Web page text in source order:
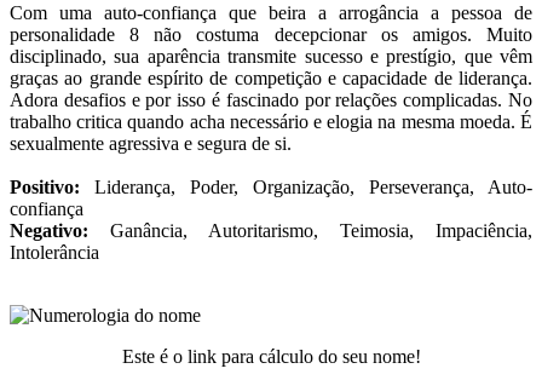
Com uma auto-confiança que beira a arrogância a pessoa de
personalidade 8 não costuma decepcionar os amigos. Muito
disciplinado, sua aparência transmite sucesso e prestígio, que vêm
graças ao grande espírito de competição e capacidade de liderança.
Adora desafios e por isso é fascinado por relações complicadas. No
trabalho critica quando acha necessário e elogia na mesma moeda. É
sexualmente agressiva e segura de si.
Positivo: Liderança, Poder, Organização, Perseverança, Auto-
confiança
Negativo: Ganância, Autoritarismo, Teimosia, Impaciência,
Intolerância
Este é o link para cálculo do seu nome!